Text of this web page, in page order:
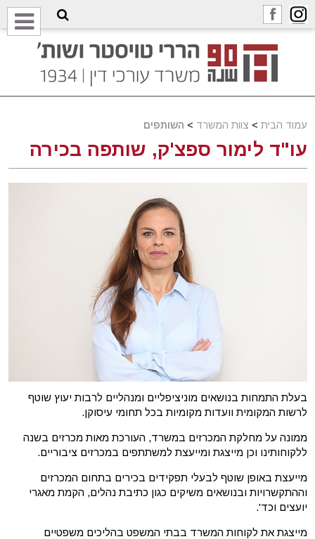
עמוד הבית > צוות המשרד > השותפים
עו"ד לימור ספצ'ק, שותפה בכירה
בעלת התמחות בנושאים מוניציפליים ומנהליים לרבות יעוץ שוטף
לרשות המקומית וועדות מקומיות בכל תחומי עיסוקן.
ממונה על מחלקת המכרזים במשרד, העורכת מאות מכרזים בשנה
ללקוחותינו וכן מייצגת ומייעצת למשתתפים במכרזים ציבוריים.
מייעצת באופן שוטף לבעלי תפקידים בכירים בתחום המכרזים
וההתקשרויות ובנושאים משיקים כגון כתיבת נהלים, הקמת מאגרי
יועצים וכד'.
מייצגת את לקוחות המשרד בבתי המשפט בהליכים משפטיים